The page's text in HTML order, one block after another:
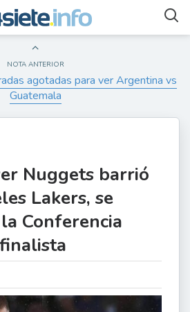
NOTA ANTERIOR
agotadas para ver Argentina vs
Guatemala
Nuggets barrió
Lakers, se
Conferencia